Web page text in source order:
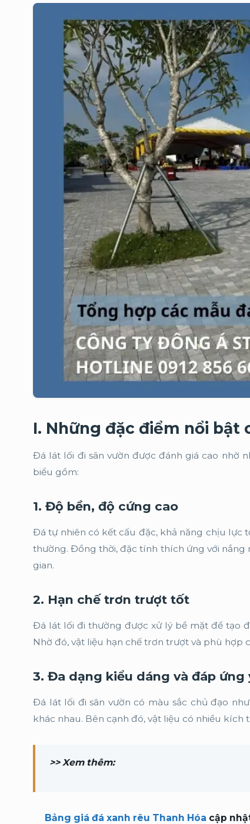
I. Những đặc điểm nổi bật
Đá lát lối đi sân vườn được đánh giá cao nhờ
biểu gồm:
1. Độ bền, độ cứng cao
Đá tự nhiên có kết cấu đặc, khả năng chịu lực
thường. Đồng thời, đặc tính thích ứng với
gian.
2. Hạn chế trơn trượt tốt
Đá lát lối đi thường được xử lý bề mặt để tạo
Nhờ đó, vật liệu hạn chế trơn trượt và phù hợp
3. Đa dạng kiểu dáng và đáp ứng
Đá lát lối đi sân vườn có màu sắc chủ đạo
khác nhau. Bên cạnh đó, vật liệu có nhiều
>> Xem thêm:
Bảng giá đá xanh rêu Thanh Hóa cập